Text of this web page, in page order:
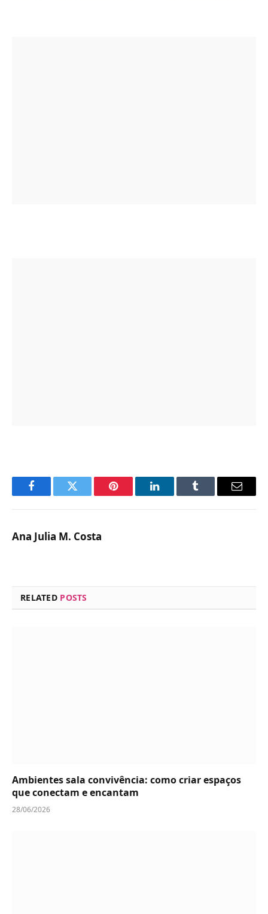
FacebookTwitter Pinterest LinkedInTumblr Email
Ana Julia M. Costa
RELATED POSTS
Ambientes sala convivência: como criar espaços
que conectam e encantam
28/06/2026